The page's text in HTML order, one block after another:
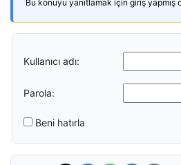
Bu konuyu yanıtlamak için giriş yapmış
Kullanıcı adı:
Parola:
Beni hatırla